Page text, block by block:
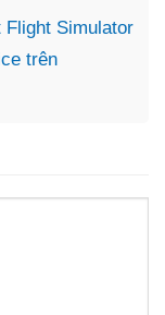
Simulator
trên